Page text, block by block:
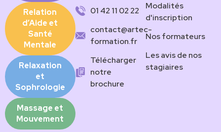
Relation
d’Aide et
Santé
Mentale
Relaxation
et
Sophrologie
Massage et
Mouvement
01 42 11 02 22
contact@artec-
formation.fr
Télécharger
notre
brochure
Modalités
d'inscription
Nos formateurs
Les avis de nos
stagiaires